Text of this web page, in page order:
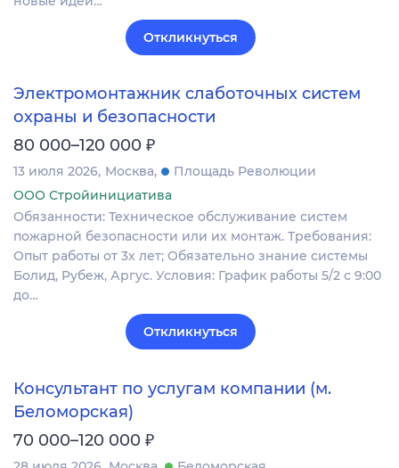
Откликнуться
Электромонтажник слаботочных систем
охраны и безопасности
80 000–120 000 ₽
13 июля 2026 Москва
Площадь Революции
ООО Стройинициатива
Обязанности: Техническое обслуживание систем
пожарной безопасности или их монтаж. Требования:
Опыт работы от 3х лет; Обязательно знание системы
Болид, Рубеж, Аргус. Условия: График работы 5/2 с 9:00
до…
Откликнуться
Консультант по услугам компании (м.
Беломорская)
70 000–120 000 ₽